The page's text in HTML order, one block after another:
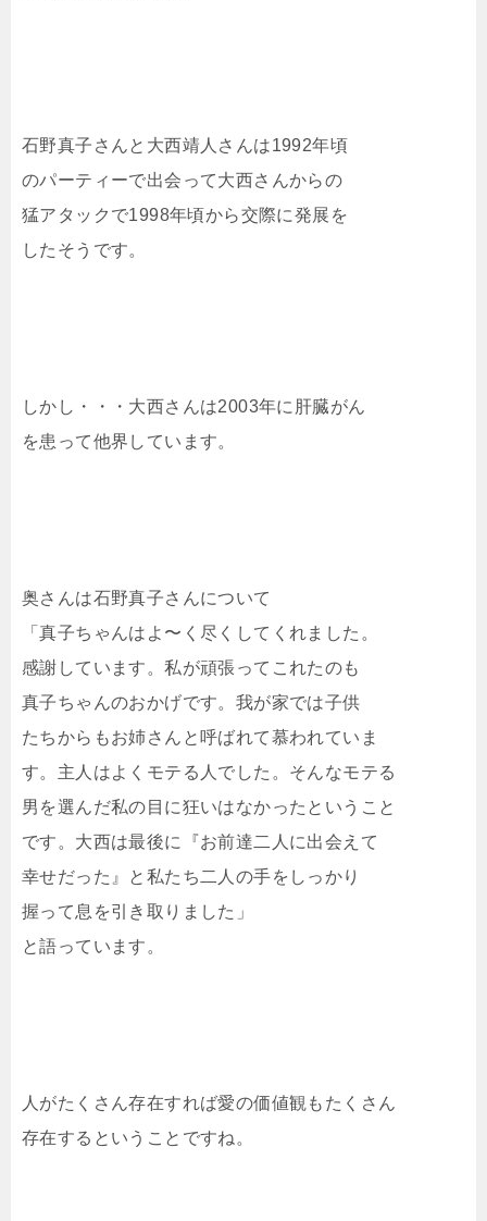
石野真子さんと大西靖人さんは1992年頃
のパーティーで出会って大西さんからの
猛アタックで1998年頃から交際に発展を
したそうです。
しかし・・・大西さんは2003年に肝臓がん
を患って他界しています。
奥さんは石野真子さんについて
「真子ちゃんはよ〜く尽くしてくれました。
感謝しています。私が頑張ってこれたのも
真子ちゃんのおかげです。我が家では子供
たちからもお姉さんと呼ばれて慕われていま
す。主人はよくモテる人でした。そんなモテる
男を選んだ私の目に狂いはなかったということ
です。大西は最後に『お前達二人に出会えて
幸せだった』と私たち二人の手をしっかり
握って息を引き取りました」
と語っています。
人がたくさん存在すれば愛の価値観もたくさん
存在するということですね。